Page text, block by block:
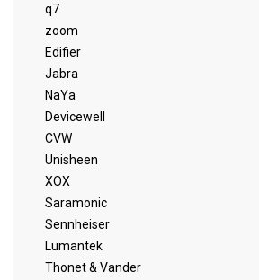
q7
zoom
Edifier
Jabra
NaYa
Devicewell
CVW
Unisheen
XOX
Saramonic
Sennheiser
Lumantek
Thonet & Vander